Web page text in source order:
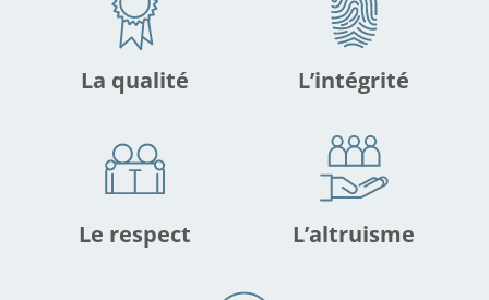
La qualité L’intégrité
Le respect L’altruisme